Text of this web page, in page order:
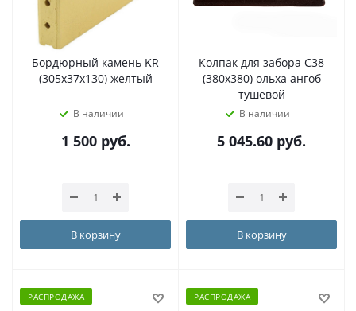
Бордюрный камень KR
(305х37х130) желтый
В наличии
1 500руб.
В корзину
Колпак для забора C38
(380х380) ольха ангоб
тушевой
В наличии
5 045.60 руб.
В корзину
РАСПРОДАЖА РАСПРОДАЖА